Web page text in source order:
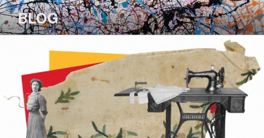
Перейти
к
содержимому
BLOG